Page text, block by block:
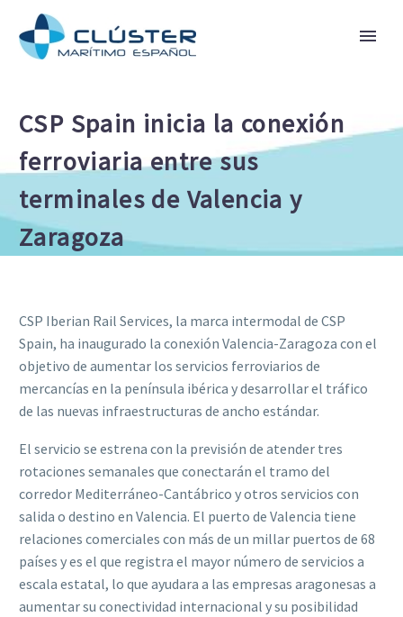
CSP Spain inicia la conexión
ferroviaria entre sus
terminales de Valencia y
Zaragoza
CSP Iberian Rail Services, la marca intermodal de CSP
Spain, ha inaugurado la conexión Valencia-Zaragoza con el
objetivo de aumentar los servicios ferroviarios de
mercancías en la península ibérica y desarrollar el tráfico
de las nuevas infraestructuras de ancho estándar.
El servicio se estrena con la previsión de atender tres
rotaciones semanales que conectarán el tramo del
corredor Mediterráneo-Cantábrico y otros servicios con
salida o destino en Valencia. El puerto de Valencia tiene
relaciones comerciales con más de un millar puertos de 68
países y es el que registra el mayor número de servicios a
escala estatal, lo que ayudara a las empresas aragonesas a
aumentar su conectividad internacional y su posibilidad